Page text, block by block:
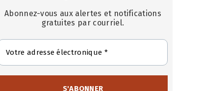
Abonnez-vous aux alertes et notifications
gratuites par courriel.